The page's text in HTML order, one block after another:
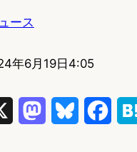
ース
年6月19日4:05